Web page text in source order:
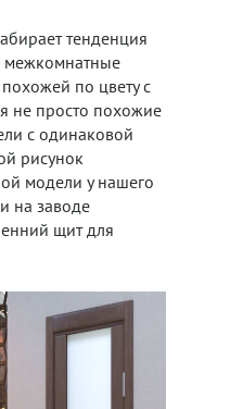
тенденция
межкомнатные
по цвету с
не просто похожие
с одинаковой
рисунок
модели у нашего
на заводе
щит для